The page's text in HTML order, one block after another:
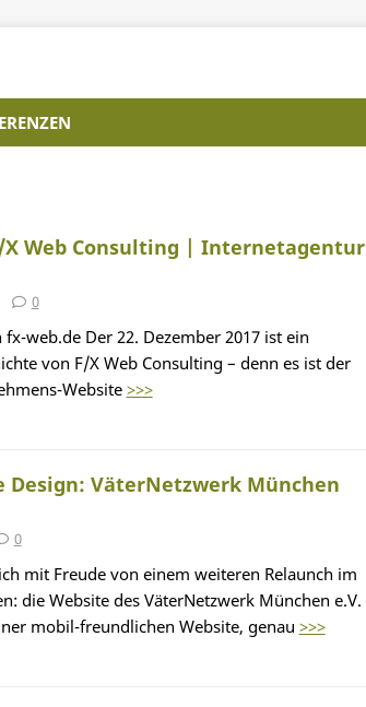
X Web Consulting | Internetagentur
0
web.de Der 22. Dezember 2017 ist ein
von F/X Web Consulting – denn es ist der
Website >>>
Design: VäterNetzwerk München
0
mit Freude von einem weiteren Relaunch im
die Website des VäterNetzwerk München e.V.
mobil-freundlichen Website, genau >>>